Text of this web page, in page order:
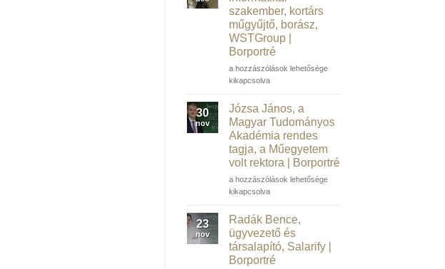
szakember, kortárs
műgyűjtő, borász,
WSTGroup |
Borportré
Barta
Péter
szakember,
kortárs
műgyűjtő,
borász,
WSTGroup |
Borportré
bejegyzéshez
a hozzászólások lehetősége
kikapcsolva
30
nov
Józsa János, a
Magyar Tudományos
Akadémia rendes
tagja, a Műegyetem
volt rektora | Borportré
Józsa
János,
Magyar
Tudományos
Akadémia
rendes
tagja,
a hozzászólások lehetősége
kikapcsolva
23
nov
Radák Bence,
ügyvezető és
társalapító, Salarify |
Borportré